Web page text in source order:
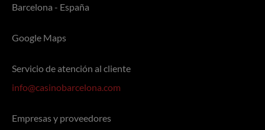
Barcelona - España
Google Maps
Servicio de atención al cliente
info@casinobarcelona.com
Empresas y proveedores